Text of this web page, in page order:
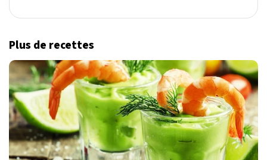
Plus de recettes